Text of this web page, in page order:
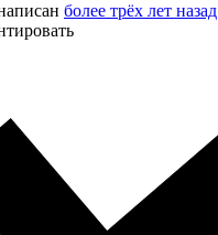
более трёх лет назад